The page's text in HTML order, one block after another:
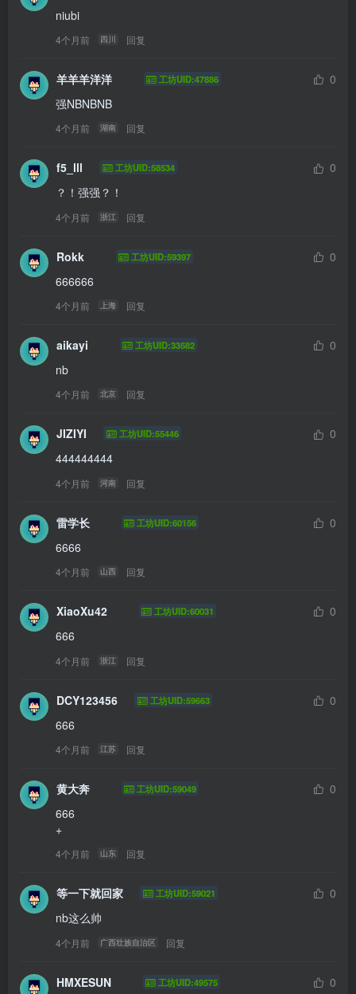
niubi
4个月前 四川 回复
羊羊羊洋洋 工坊UID:47886
0
强NBNBNB
4个月前 湖南 回复
f5_lll 工坊UID:58534
0
？！强强？！
4个月前 浙江 回复
Rokk 工坊UID:59397
0
666666
4个月前 上海 回复
aikayi 工坊UID:33582
0
nb
4个月前 北京 回复
JIZIYI 工坊UID:55446
0
444444444
4个月前 河南 回复
雷学长 工坊UID:60156
0
6666
4个月前 山西 回复
XiaoXu42 工坊UID:60031
0
666
4个月前 浙江 回复
DCY123456 工坊UID:59663
0
666
4个月前 江苏 回复
黄大奔 工坊UID:59049
0
666
+
4个月前 山东 回复
等一下就回家 工坊UID:59021
0
nb这么帅
4个月前 广西壮族自治区 回复
HMXESUN 工坊UID:49575 0